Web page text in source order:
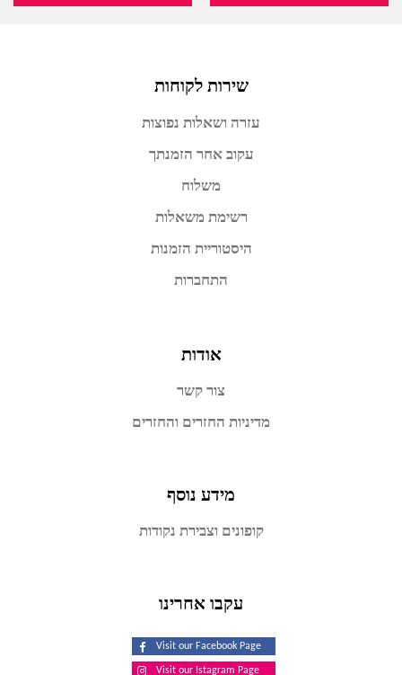
שירות לקוחות
עזרה ושאלות נפוצות
עקוב אחר הזמנתך
משלוח
רשימת משאלות
היסטוריית הזמנות
התחברות
אודות
צור קשר
מדיניות החזרים והחזרים
מידע נוסף
קופונים וצבירת נקודות
עקבו אחרינו
Visit our Facebook Page
Visit our Istagram Page